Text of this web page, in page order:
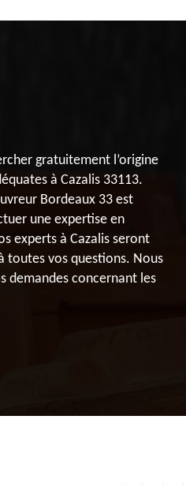
gratuitement l’origine
à Cazalis 33113.
Bordeaux 33 est
une expertise en
experts à Cazalis seront
toutes vos questions. Nous
demandes concernant les